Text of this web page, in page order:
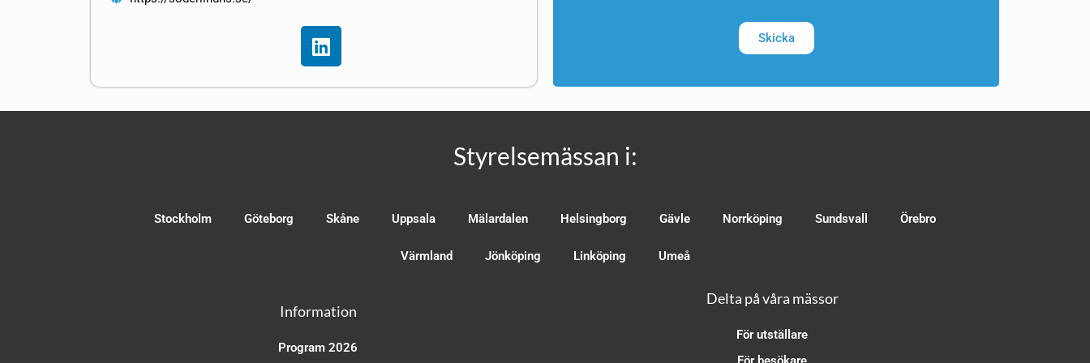
Skicka
Styrelsemässan i:
Stockholm Göteborg Skåne Uppsala Mälardalen Helsingborg Gävle Norrköping Sundsvall Örebro
Värmland Jönköping Linköping Umeå
Information
Program 2026
Delta på våra mässor
För utställare